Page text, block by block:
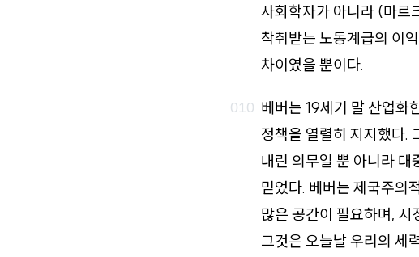
사회학자가 아니라 (마르
착취받는 노동계급의 이
차이였을 뿐이다.
베버는 19세기 말 산업화
정책을 열렬히 지지했다.
내린 의무일 뿐 아니라 대
믿었다. 베버는 제국주의
많은 공간이 필요하며,
그것은 오늘날 우리의 세